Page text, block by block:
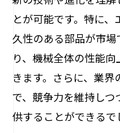
とが可能です。特に
久性のある部品が市
り、機械全体の性能
きます。さらに、業
で、競争力を維持し
供することができるで